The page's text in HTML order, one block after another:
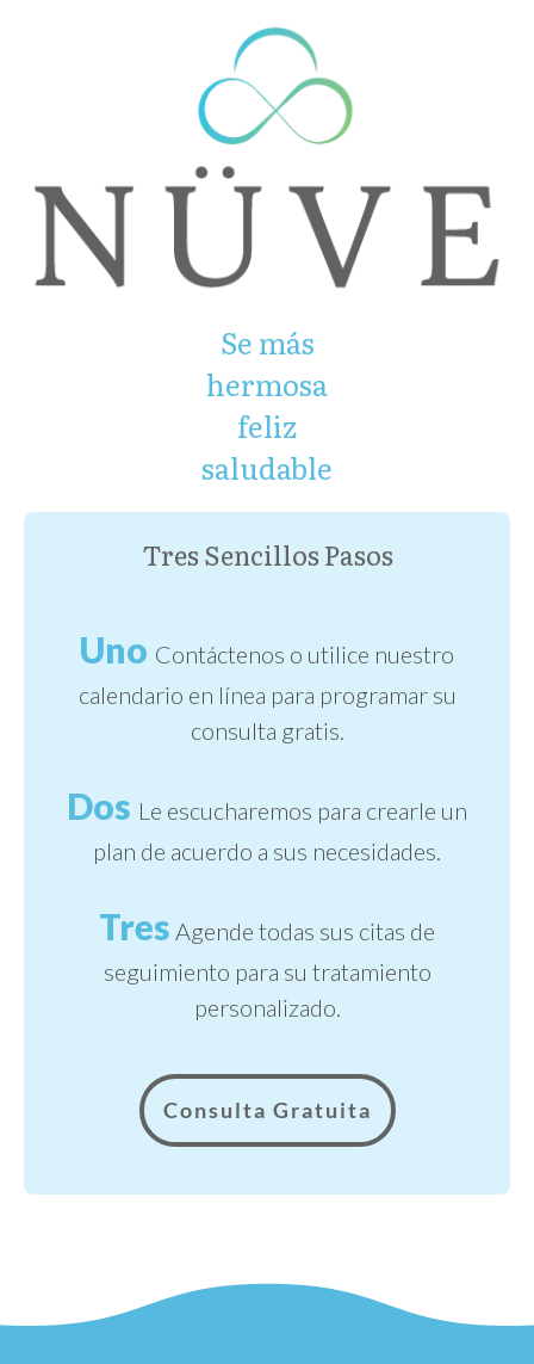
Se más
hermosa
feliz
saludable
Tres Sencillos Pasos
Uno Contáctenos o utilice nuestro
calendario en línea para programar su
consulta gratis.
Dos Le escucharemos para crearle un
plan de acuerdo a sus necesidades.
Tres Agende todas sus citas de
seguimiento para su tratamiento
personalizado.
Consulta Gratuita